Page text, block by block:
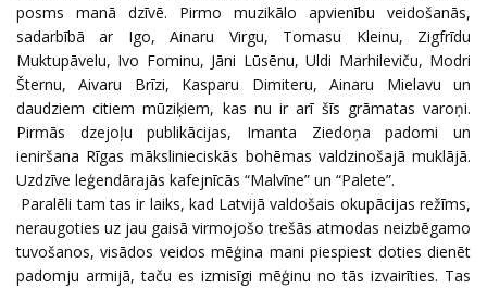
posms manā dzīvē. Pirmo muzikālo apvienību veidošanās,
sadarbībā ar Igo, Ainaru Virgu, Tomasu Kleinu, Zigfrīdu
Muktupāvelu, Ivo Fominu, Jāni Lūsēnu, Uldi Marhileviču, Modri
Šternu, Aivaru Brīzi, Kasparu Dimiteru, Ainaru Mielavu un
daudziem citiem mūziķiem, kas nu ir arī šīs grāmatas varoņi.
Pirmās dzejoļu publikācijas, Imanta Ziedoņa padomi un
ieniršana Rīgas mākslinieciskās bohēmas valdzinošajā muklājā.
Uzdzīve leģendārajās kafejnīcās “Malvīne” un “Palete”.
Paralēli tam tas ir laiks, kad Latvijā valdošais okupācijas režīms,
neraugoties uz jau gaisā virmojošo trešās atmodas neizbēgamo
tuvošanos, visādos veidos mēģina mani piespiest doties dienēt
padomju armijā, taču es izmisīgi mēģinu no tās izvairīties. Tas